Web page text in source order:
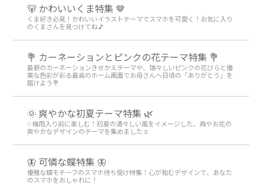
🐻 かわいいくま特集 🤎
くま好き必見！かわいいイラストテーマでスマホを可愛く！お気に入り
のくまさんを見つけてね🎵
💐 カーネーションとピンクの花テーマ特集 💐
最新のカーネーションきせかえテーマや、瑞々しいピンクの花びらと優
美な色彩が彩る最高のホーム画面でお母さんへ日頃の「ありがとう」を
届けよう💐
🌞 爽やかな初夏テーマ特集 🌿
✨梅雨入り前に楽しむ！初夏の清々しい風をイメージした、森やお花の
爽やかなデザインのテーマを集めました☺️
🦋 可憐な蝶特集 🦋
優雅な蝶モチーフのスマホ待ち受け特集！心が和むデザインで、あなた
のスマホをおしゃれに！